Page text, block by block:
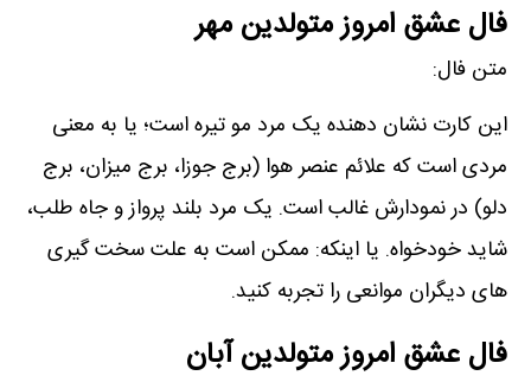
فال عشق امروز متولدین مهر
متن فال:
این کارت نشان دھنده یک مرد مو تیره است؛ یا به معنی
مردی است که علائم عنصر ھوا (برج جوزا، برج میزان، برج
دلو) در نمودارش غالب است. یک مرد بلند پرواز و جاه طلب،
شاید خودخواه. یا اینکه: ممکن است به علت سخت گیری
ھای دیگران موانعی را تجربه کنید.
فال عشق امروز متولدین آبان